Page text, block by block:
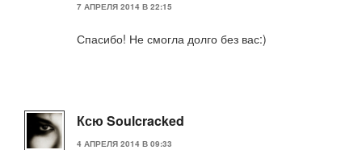
7 АПРЕЛЯ 2014 В 22:15
Спасибо! Не смогла долго без вас:)
Ксю Soulcracked
4 АПРЕЛЯ 2014 В 09:33